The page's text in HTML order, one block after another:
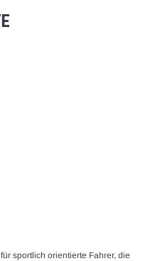
sportlich orientierte Fahrer, die